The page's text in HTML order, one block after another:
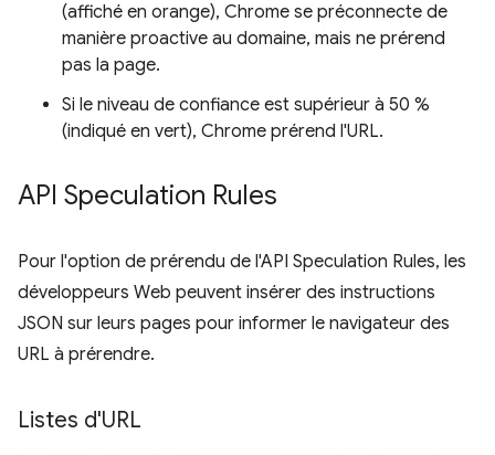
(affiché en orange), Chrome se préconnecte de
manière proactive au domaine, mais ne prérend
pas la page.
Si le niveau de confiance est supérieur à 50 %
(indiqué en vert), Chrome prérend l'URL.
API Speculation Rules
Pour l'option de prérendu de l'API Speculation Rules, les
développeurs Web peuvent insérer des instructions
JSON sur leurs pages pour informer le navigateur des
URL à prérendre.
Listes d'URL